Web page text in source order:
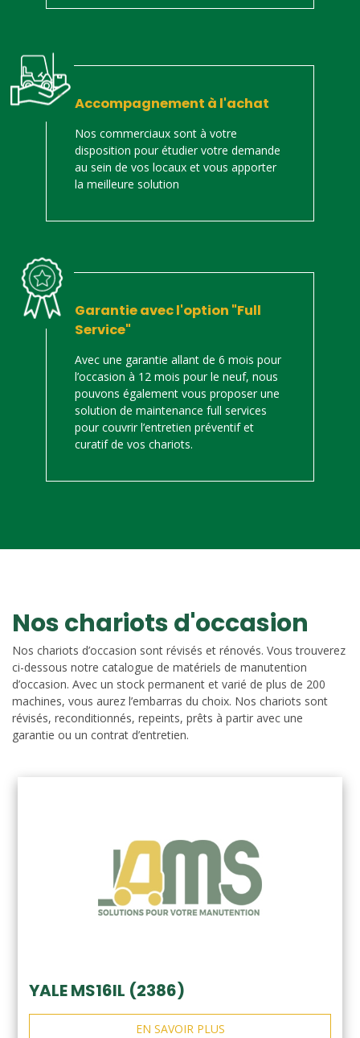
Accompagnement à l'achat
Nos commerciaux sont à votre
disposition pour étudier votre demande
au sein de vos locaux et vous apporter
la meilleure solution
Garantie avec l'option "Full
Service"
Avec une garantie allant de 6 mois pour
l’occasion à 12 mois pour le neuf, nous
pouvons également vous proposer une
solution de maintenance full services
pour couvrir l’entretien préventif et
curatif de vos chariots.
Nos chariots d'occasion
Nos chariots d’occasion sont révisés et rénovés. Vous trouverez
ci-dessous notre catalogue de matériels de manutention
d’occasion. Avec un stock permanent et varié de plus de 200
machines, vous aurez l’embarras du choix. Nos chariots sont
révisés, reconditionnés, repeints, prêts à partir avec une
garantie ou un contrat d’entretien.
YALE MS16IL (2386)
EN SAVOIR PLUS